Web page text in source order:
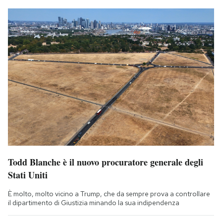
Todd Blanche è il nuovo procuratore generale degli
Stati Uniti
È molto, molto vicino a Trump, che da sempre prova a controllare
il dipartimento di Giustizia minando la sua indipendenza